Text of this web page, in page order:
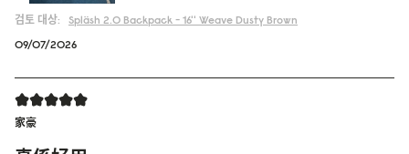
검토 대상: Spläsh 2.0 Backpack - 16'' Weave Dusty Brown
09/07/2026
家豪